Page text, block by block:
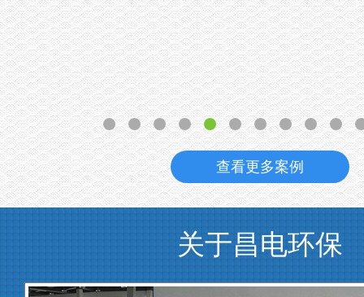
查看更多案例
关于昌电环保